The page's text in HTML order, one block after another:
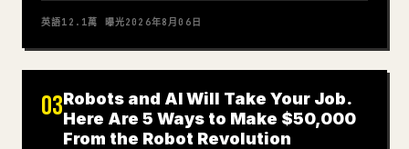
英語12.1萬 曝光2026年8月06日
03Robots and AI Will Take Your Job.
Here Are 5 Ways to Make $50,000
From the Robot Revolution